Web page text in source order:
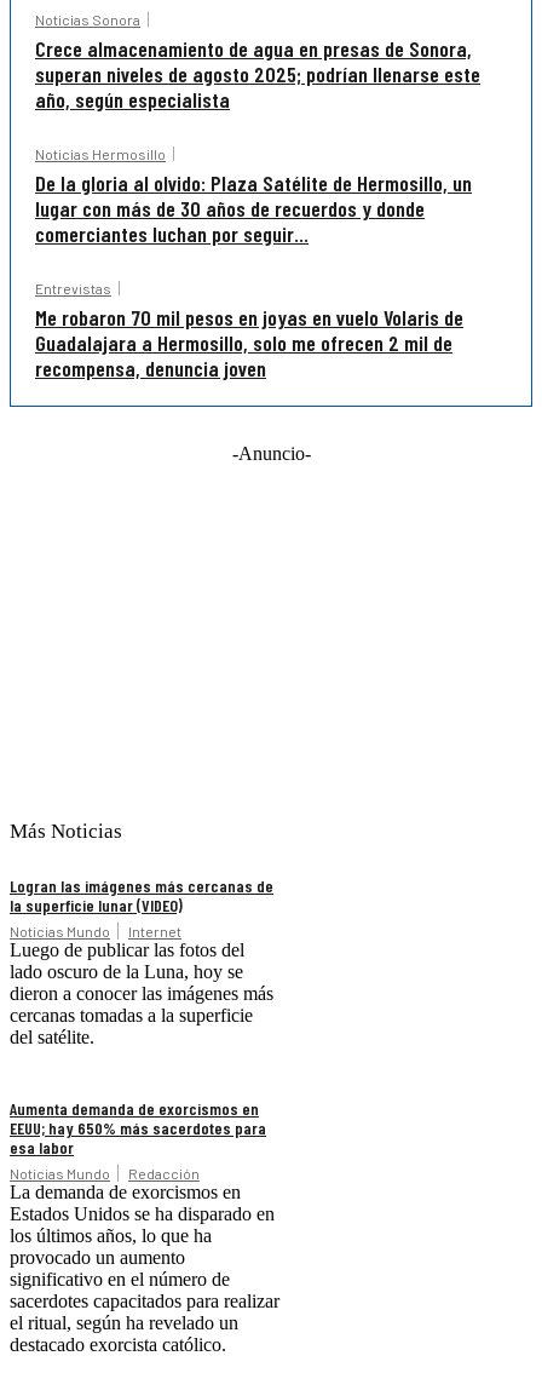
Noticias Sonora
Crece almacenamiento de agua en presas de Sonora,
superan niveles de agosto 2025; podrían llenarse este
año, según especialista
Noticias Hermosillo
De la gloria al olvido: Plaza Satélite de Hermosillo, un
lugar con más de 30 años de recuerdos y donde
comerciantes luchan por seguir...
Entrevistas
Me robaron 70 mil pesos en joyas en vuelo Volaris de
Guadalajara a Hermosillo, solo me ofrecen 2 mil de
recompensa, denuncia joven
-Anuncio-
Más Noticias
Logran las imágenes más cercanas de
la superficie lunar (VIDEO)
Noticias Mundo Internet
Luego de publicar las fotos del
lado oscuro de la Luna, hoy se
dieron a conocer las imágenes más
cercanas tomadas a la superficie
del satélite.
Aumenta demanda de exorcismos en
EEUU; hay 650% más sacerdotes para
esa labor
Noticias Mundo Redacción
La demanda de exorcismos en
Estados Unidos se ha disparado en
los últimos años, lo que ha
provocado un aumento
significativo en el número de
sacerdotes capacitados para realizar
el ritual, según ha revelado un
destacado exorcista católico.